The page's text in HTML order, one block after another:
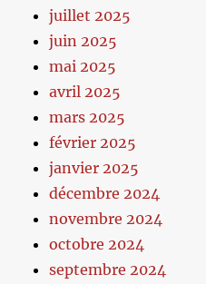
juillet 2025
juin 2025
mai 2025
avril 2025
mars 2025
février 2025
janvier 2025
décembre 2024
novembre 2024
octobre 2024
septembre 2024